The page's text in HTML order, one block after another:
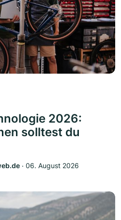
2026:
solltest du
‧ 06. August 2026